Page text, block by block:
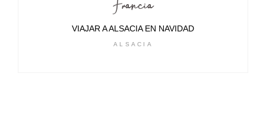
Francia
VIAJAR A ALSACIA EN NAVIDAD
ALSACIA